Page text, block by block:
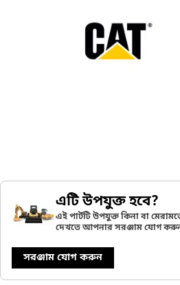
এটি উপযুক্ত হবে?
এই পার্টটি উপযুক্ত কিনা বা
দেখতে আপনার সরঞ্জাম যোগ
সরঞ্জাম যোগ করুন